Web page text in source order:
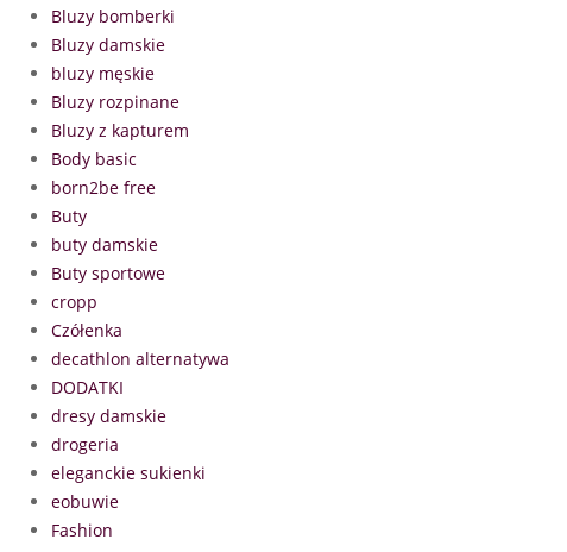
Bluzy bomberki
Bluzy damskie
bluzy męskie
Bluzy rozpinane
Bluzy z kapturem
Body basic
born2be free
Buty
buty damskie
Buty sportowe
cropp
Czółenka
decathlon alternatywa
DODATKI
dresy damskie
drogeria
eleganckie sukienki
eobuwie
Fashion